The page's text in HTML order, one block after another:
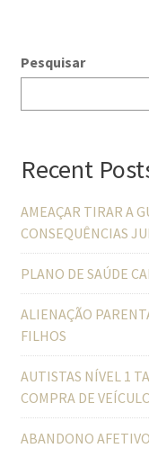
Pesquisar
Recent
AMEAÇAR TIRAR A
CONSEQUÊNCIAS
PLANO DE SAÚDE
ALIENAÇÃO
FILHOS
AUTISTAS NÍVEL 1
COMPRA DE
ABANDONO